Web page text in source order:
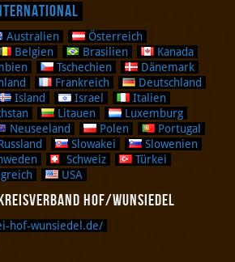
Australien
Österreich
Belgien Brasilien
Kanada
Tschechien
Dänemark
Frankreich
Deutschland
Island Israel
Italien
Litauen
Luxemburg
Neuseeland Polen
Portugal
Slowakei
Slowenien
Schweiz
Türkei
USA
Hof/Wunsiedel
hof-wunsiedel.de/